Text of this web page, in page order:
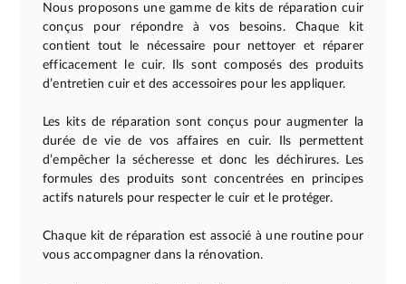
Nous proposons une gamme de kits de réparation cuir
conçus pour répondre à vos besoins. Chaque kit
contient tout le nécessaire pour nettoyer et réparer
efficacement le cuir. Ils sont composés des produits
d’entretien cuir et des accessoires pour les appliquer.
Les kits de réparation sont conçus pour augmenter la
durée de vie de vos affaires en cuir. Ils permettent
d’empêcher la sécheresse et donc les déchirures. Les
formules des produits sont concentrées en principes
actifs naturels pour respecter le cuir et le protéger.
Chaque kit de réparation est associé à une routine pour
vous accompagner dans la rénovation.